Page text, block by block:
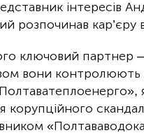
інтересів
розпочинав кар’єру
ключовий партнер
вони контролюють
корупційного